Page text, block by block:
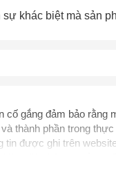
khác biệt mà sản
cố gắng đảm bảo rằng
thành phần trong
tin được ghi trên
liên hệ nhà sản